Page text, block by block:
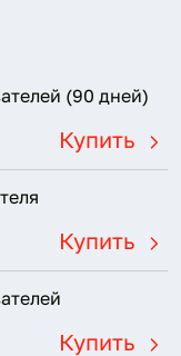
(90 дней)
Купить
Купить
Купить